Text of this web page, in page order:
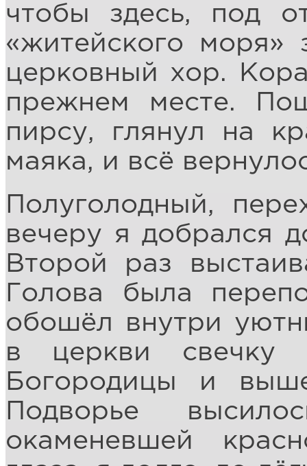
чтобы здесь, под
«житейского моря»
церковный хор.
прежнем месте.
пирсу, глянул на
маяка, и всё
Полуголодный,
вечеру я добрался
Второй раз
Голова была
обошёл внутри
в церкви свечку
Богородицы и
Подворье
окаменевшей